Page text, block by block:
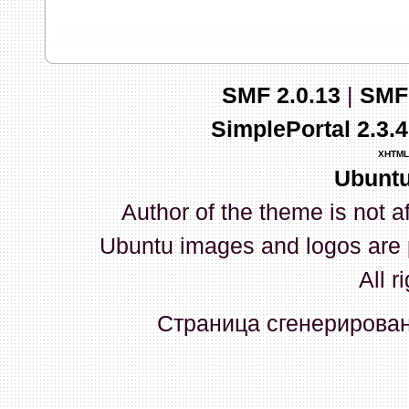
03 Апреля 2026, 10:02:33
whookey:GenKass: с
03 Апреля 2026, 05:22:56
GenKass:По тому же
02 Апреля 2026, 12:56:37
GenKass:Всем доброго
серии (6592) 1-1245, 3-
прошить до 7926, чтобы
Атол 11 видится в системе
SMF 2.0.13|
SimplePortal
XHTML
Author of the theme is not
Ubuntu images and logos
All
Страница